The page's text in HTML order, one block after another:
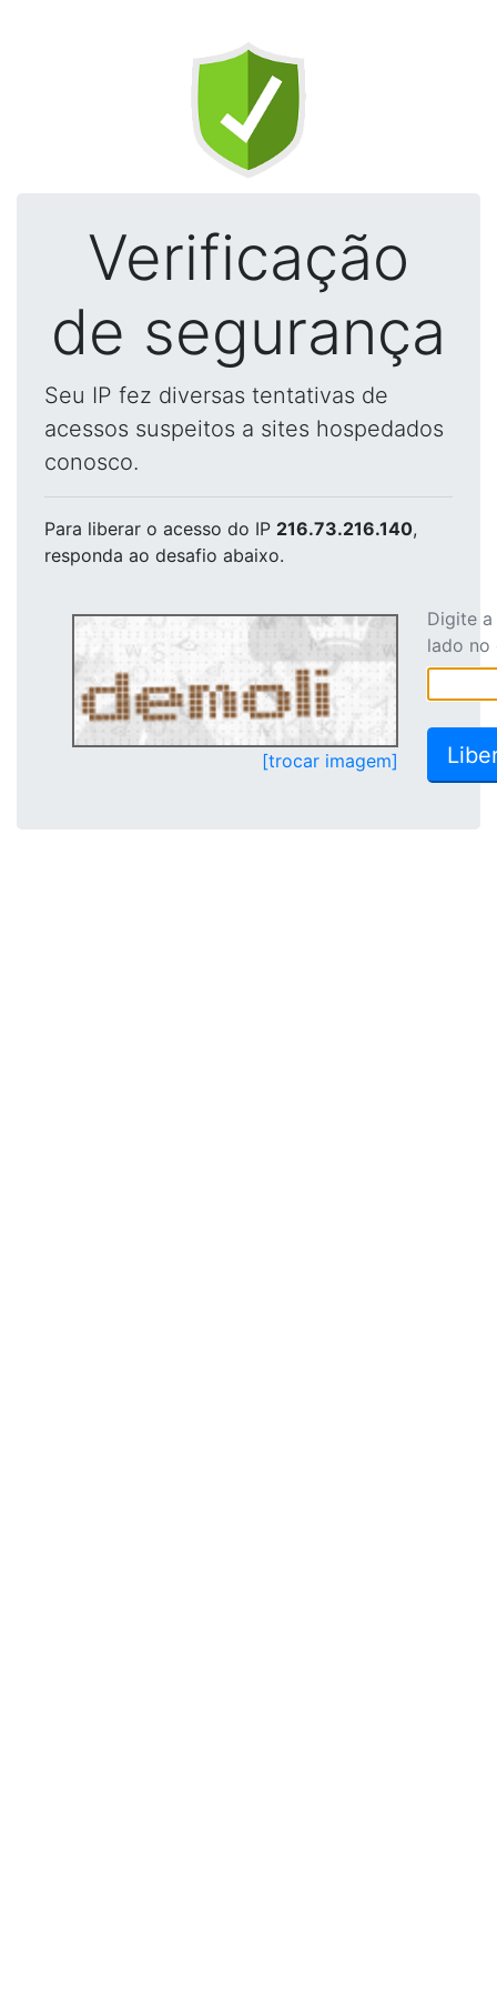
Verificação
de segurança
Seu IP fez diversas tentativas de
acessos suspeitos a sites hospedados
conosco.
Para liberar o acesso do IP 216.73.216.140,
responda ao desafio abaixo.
[trocar imagem]
Digite
lado no